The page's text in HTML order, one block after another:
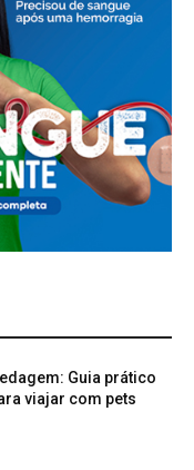
Guia prático
viajar com pets